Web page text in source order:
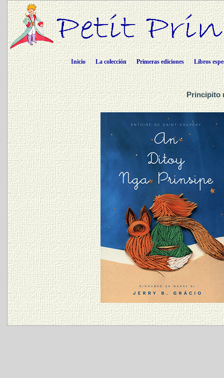
Inicio La colección Primeras ediciones Libros
Principito